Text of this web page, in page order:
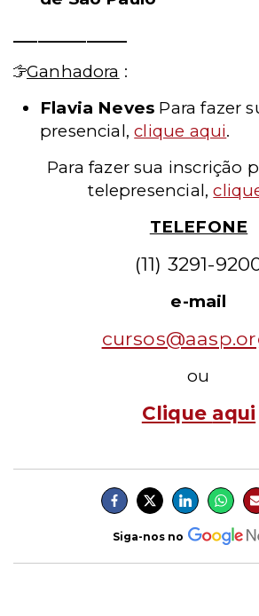
Ganhadora :
Flavia Neves Para fazer
presencial,clique aqui.
Para fazer sua inscrição
telepresencial,
TELEFONE
(11) 3291-
e-mail
ou
Clique aqui
Siga-nos no